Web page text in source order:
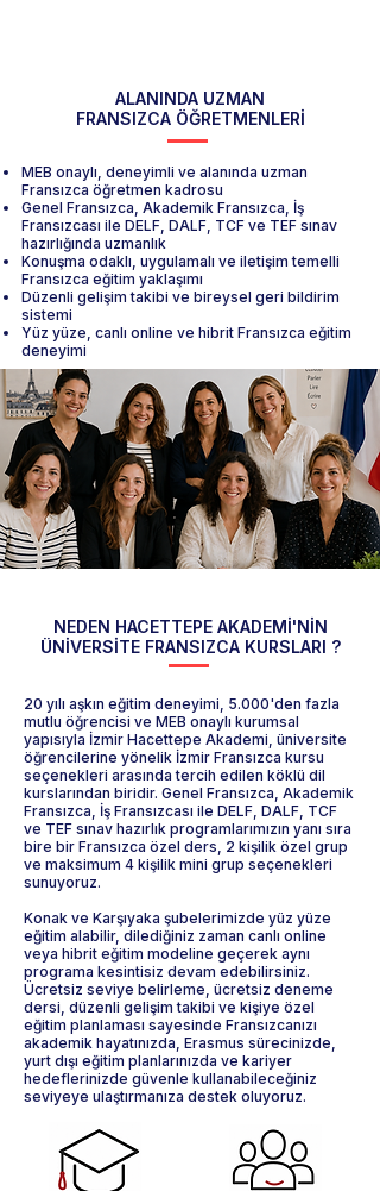
ALANINDA UZMAN
FRANSIZCA ÖĞRETMENLERİ
MEB onaylı, deneyimli ve alanında uzman
Fransızca öğretmen kadrosu
Genel Fransızca, Akademik Fransızca, İş
Fransızcası ile DELF, DALF, TCF ve TEF sınav
hazırlığında uzmanlık
Konuşma odaklı, uygulamalı ve iletişim temelli
Fransızca eğitim yaklaşımı
Düzenli gelişim takibi ve bireysel geri bildirim
sistemi
Yüz yüze, canlı online ve hibrit Fransızca eğitim
deneyimi
NEDEN HACETTEPE AKADEMİ'NİN
ÜNİVERSİTE FRANSIZCA KURSLARI ?
20 yılı aşkın eğitim deneyimi, 5.000'den fazla
mutlu öğrencisi ve MEB onaylı kurumsal
yapısıyla İzmir Hacettepe Akademi, üniversite
öğrencilerine yönelik İzmir Fransızca kursu
seçenekleri arasında tercih edilen köklü dil
kurslarından biridir. Genel Fransızca, Akademik
Fransızca, İş Fransızcası ile DELF, DALF, TCF
ve TEF sınav hazırlık programlarımızın yanı sıra
bire bir Fransızca özel ders, 2 kişilik özel grup
ve maksimum 4 kişilik mini grup seçenekleri
sunuyoruz.
Konak ve Karşıyaka şubelerimizde yüz yüze
eğitim alabilir, dilediğiniz zaman canlı online
veya hibrit eğitim modeline geçerek aynı
programa kesintisiz devam edebilirsiniz.
Ücretsiz seviye belirleme, ücretsiz deneme
dersi, düzenli gelişim takibi ve kişiye özel
eğitim planlaması sayesinde Fransızcanızı
akademik hayatınızda, Erasmus sürecinizde,
yurt dışı eğitim planlarınızda ve kariyer
hedeflerinizde güvenle kullanabileceğiniz
seviyeye ulaştırmanıza destek oluyoruz.